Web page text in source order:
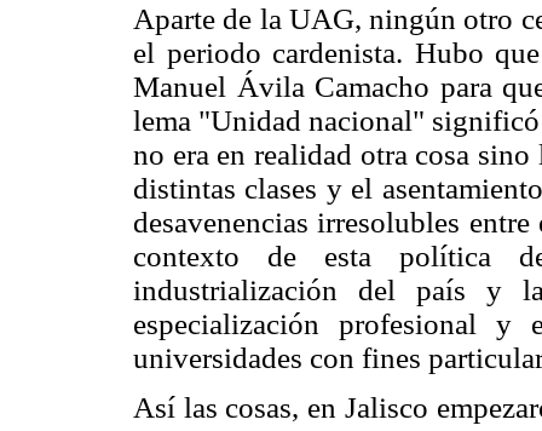
Aparte de la UAG, ningún otro
el periodo cardenista. Hubo
Manuel Ávila Camacho para
lema "Unidad nacional"
no era en realidad otra cosa
distintas clases y el
desavenencias irresolubles
contexto de esta política
industrialización del país y
especialización profesional y
universidades con fines
Así las cosas, en Jalisco